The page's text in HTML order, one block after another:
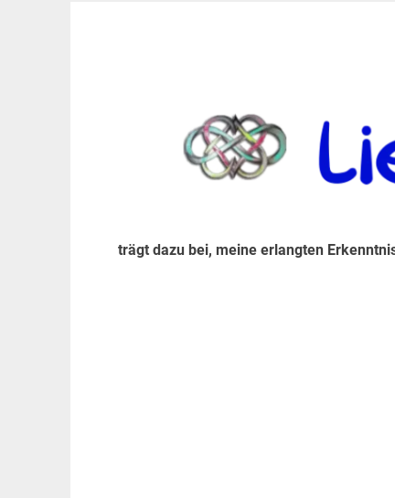
trägt dazu bei, meine erlangten